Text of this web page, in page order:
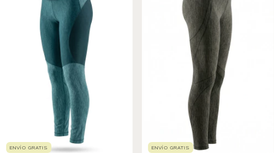
ENVÍO GRATIS ENVÍO GRATIS